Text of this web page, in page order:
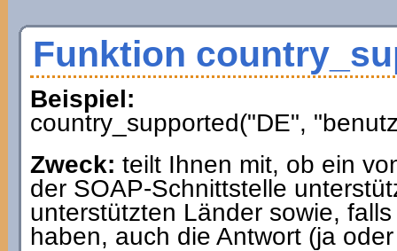
Funktion
Beispiel:
country_supported("DE",
Zweck: teilt Ihnen mit, ob ein
der SOAP-Schnittstelle
unterstützten Länder sowie,
haben, auch die Antwort (ja